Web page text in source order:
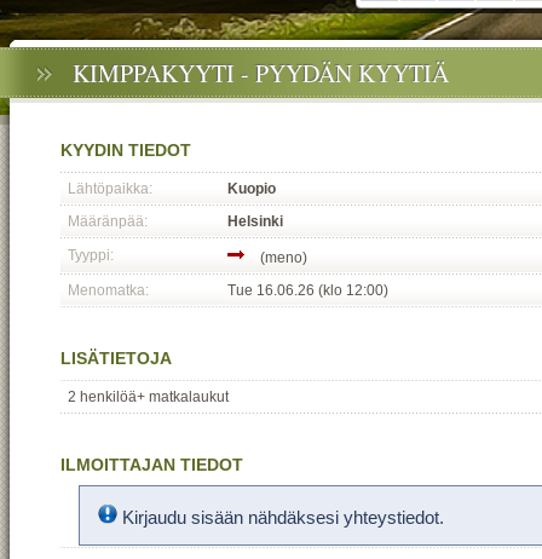
KIMPPAKYYTI - PYYDÄN KYYTIÄ
KYYDIN TIEDOT
Lähtöpaikka:
Kuopio
Määränpää:
Helsinki
Tyyppi:
(meno)
Menomatka:
Tue 16.06.26 (klo 12:00)
LISÄTIETOJA
2 henkilöä+ matkalaukut
ILMOITTAJAN TIEDOT
Kirjaudu sisään nähdäksesi yhteystiedot.